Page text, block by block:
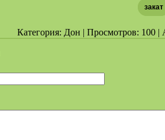
закат
Категория: Дон | Просмотров: 100 |